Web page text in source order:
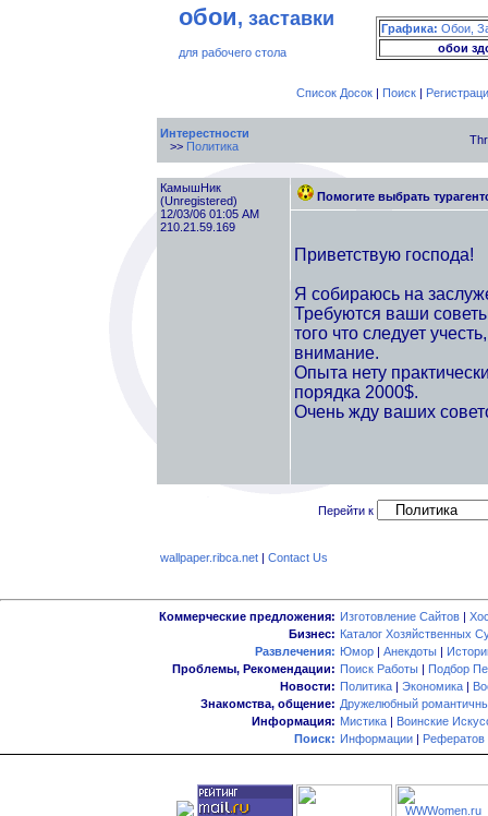
обои, заставки
для рабочего стола
Графика: Обои,
обои
Список Досок| Поиск|
Интерестности
>> Политика
КамышНик
(Unregistered)
12/03/06 01:05 AM
210.21.59.169
Помогите выбрать
Приветствую господа!
Я собираюсь на
Требуются ваши
того что следует
внимание.
Опыта нету
порядка 2000$.
Очень жду ваших
Перейти к
wallpaper.ribca.net| Contact Us
Коммерческие предложения: Изготовление Сайтов |
Бизнес: Каталог Хозяйственных
Развлечения: Юмор | Анекдоты |
Проблемы, Рекомендации: Поиск Работы | Подбор
Новости: Политика | Экономика |
Знакомства, общение: Дружелюбный
Информация: Мистика | Воинские
Поиск: Информации | Рефератов